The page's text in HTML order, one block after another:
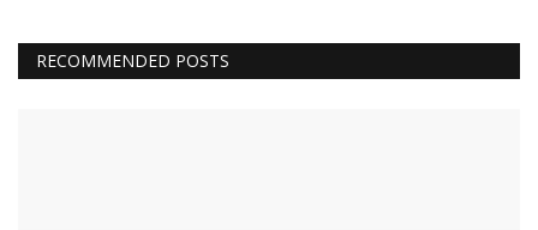
RECOMMENDED POSTS